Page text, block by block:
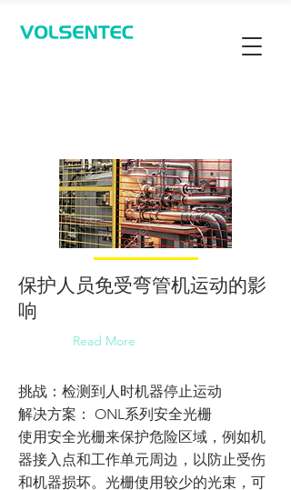
保护人员免受弯管机运动的影
响
Read More
挑战：检测到人时机器停止运动
解决方案： ONL系列安全光栅
使用安全光栅来保护危险区域，例如机
器接入点和工作单元周边，以防止受伤
和机器损坏。光栅使用较少的光束，可